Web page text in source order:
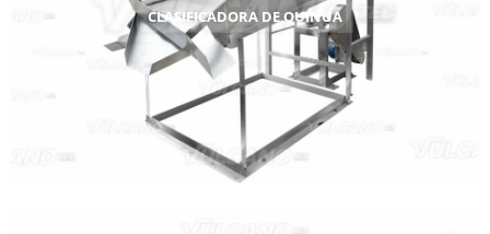
CLASIFICADORA DE QUINUA